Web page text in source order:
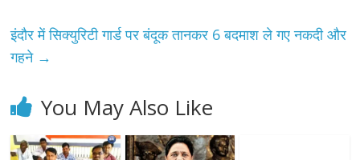
इंदौर में सिक्युरिटी गार्ड पर बंदूक तानकर 6 बदमाश ले गए नकदी और
गहने →
You May Also Like